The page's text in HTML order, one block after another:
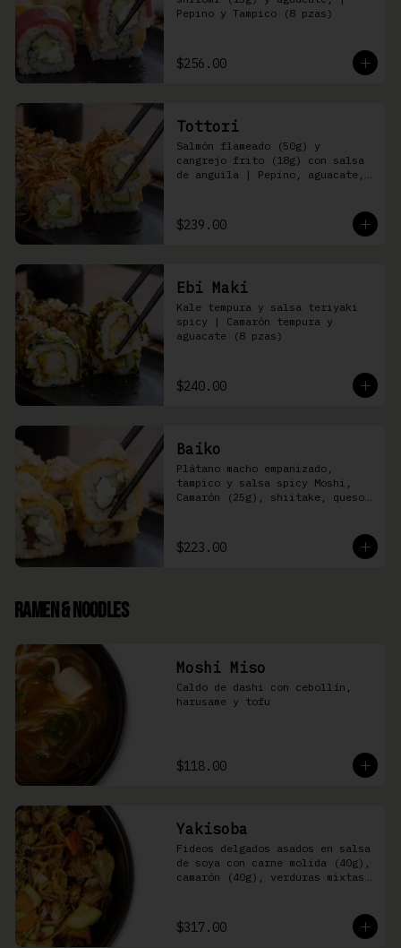
Pepino y Tampico (8 pzas)
$256.00
Tottori
Salmón flameado (50g) y
cangrejo frito (18g) con salsa
de anguila | Pepino, aguacate,
$239.00
Ebi Maki
Kale tempura y salsa teriyaki
spicy | Camarón tempura y
aguacate (8 pzas)
$240.00
Baiko
Plátano macho empanizado,
tampico y salsa spicy Moshi,
Camarón (25g), shiitake, queso
$223.00
Ramen & Noodles
Moshi Miso
Caldo de dashi con cebollín,
harusame y tofu
$118.00
Yakisoba
Fideos delgados asados en salsa
de soya con carne molida (40g),
camarón (40g), verduras mixtas
$317.00